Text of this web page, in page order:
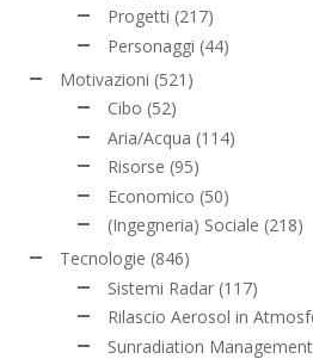
Progetti (217)
Personaggi (44)
Motivazioni (521)
Cibo (52)
Aria/Acqua (114)
Risorse (95)
Economico (50)
(Ingegneria) Sociale (218)
Tecnologie (846)
Sistemi Radar (117)
Rilascio Aerosol in
Sunradiation Management